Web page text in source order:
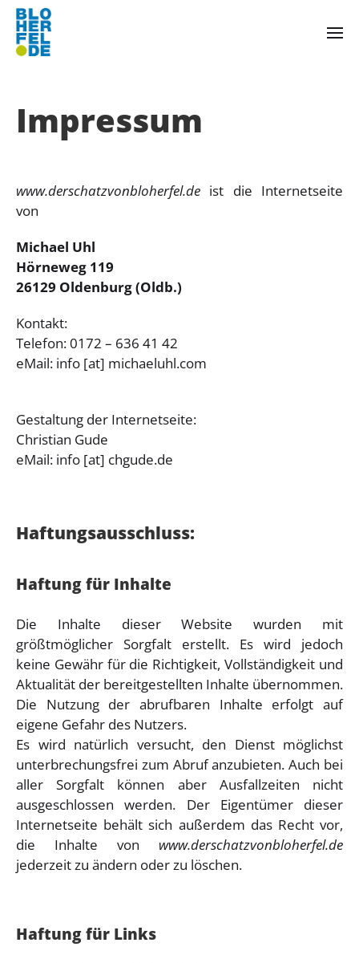
Impressum
www.derschatzvonbloherfel.de ist die Internetseite
von
Michael Uhl
Hörneweg 119
26129 Oldenburg (Oldb.)
Kontakt:
Telefon: 0172 – 636 41 42
eMail: info [at] michaeluhl.com
Gestaltung der Internetseite:
Christian Gude
eMail: info [at] chgude.de
Haftungsausschluss:
Haftung für Inhalte
Die Inhalte dieser Website wurden mit
größtmöglicher Sorgfalt erstellt. Es wird jedoch
keine Gewähr für die Richtigkeit, Vollständigkeit und
Aktualität der bereitgestellten Inhalte übernommen.
Die Nutzung der abrufbaren Inhalte erfolgt auf
eigene Gefahr des Nutzers.
Es wird natürlich versucht, den Dienst möglichst
unterbrechungsfrei zum Abruf anzubieten. Auch bei
aller Sorgfalt können aber Ausfallzeiten nicht
ausgeschlossen werden. Der Eigentümer dieser
Internetseite behält sich außerdem das Recht vor,
die Inhalte von www.derschatzvonbloherfel.de
jederzeit zu ändern oder zu löschen.
Haftung für Links